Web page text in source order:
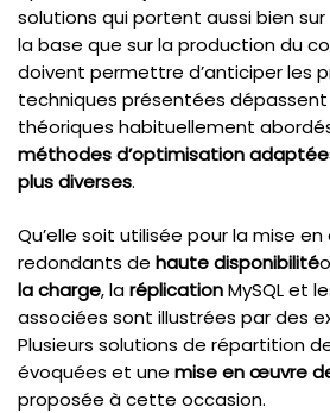
solutions qui portent aussi bien
la base que sur la production du
doivent permettre d’anticiper les
techniques présentées
théoriques habituellement
méthodes d’optimisation
plus diverses.
Qu’elle soit utilisée pour la mise
redondants de haute disponibilité
la charge, laréplicationMySQL et
associées sont illustrées par des
Plusieurs solutions de répartition
évoquées et une mise en œuvre de
proposée à cette occasion.